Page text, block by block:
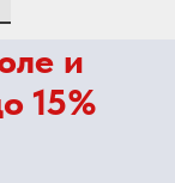
и
15%